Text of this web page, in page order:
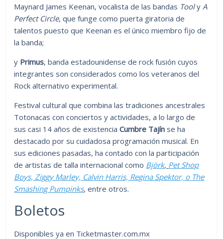
Maynard James Keenan, vocalista de las bandas Tooly A
Perfect Circle, que funge como puerta giratoria de
talentos puesto que Keenan es el único miembro fijo de
la banda;
y Primus, banda estadounidense de rock fusión cuyos
integrantes son considerados como los veteranos del
Rock alternativo experimental.
Festival cultural que combina las tradiciones ancestrales
Totonacas con conciertos y actividades, a lo largo de
sus casi 14 años de existenciaCumbre Tajín se ha
destacado por su cuidadosa programación musical. En
sus ediciones pasadas, ha contado con la participación
de artistas de talla internacional como Björk, Pet Shop
Boys, Ziggy Marley, Calvin Harris, Regina Spektor, o The
Smashing Pumpinks, entre otros.
Boletos
Disponibles ya en Ticketmaster.com.mx